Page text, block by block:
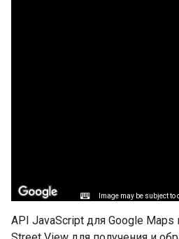
API JavaScript для Google Maps